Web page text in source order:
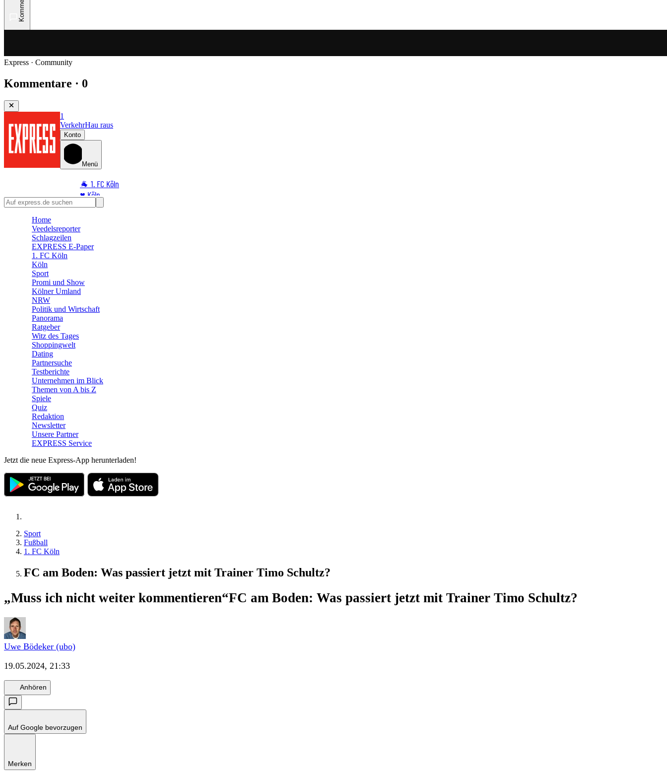
Express · Community
Kommentare · 0
1
VerkehrHau raus
Konto
Menü
🐐 1. FC Köln
♥️ Köln
⭐ Promi
🛒 Shoppingwelt
🧩 Spiele
Home
Veedelsreporter
Schlagzeilen
EXPRESS E-Paper
1. FC Köln
Köln
Sport
Promi und Show
Kölner Umland
NRW
Politik und Wirtschaft
Panorama
Ratgeber
Witz des Tages
Shoppingwelt
Dating
Partnersuche
Testberichte
Unternehmen im Blick
Themen von A bis Z
Spiele
Quiz
Redaktion
Newsletter
Unsere Partner
EXPRESS Service
Jetzt die neue Express-App herunterladen!
Sport
Fußball
1. FC Köln
FC am Boden: Was passiert jetzt mit Trainer Timo Schultz?
„Muss ich nicht weiter kommentieren“FC am Boden: Was passiert jetzt mit Trainer Timo Schultz?
Uwe Bödeker (ubo)
19.05.2024, 21:33
Anhören
Auf Google bevorzugen
Merken